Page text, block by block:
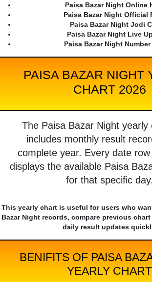
Paisa Bazar Night Online
Paisa Bazar Night Official
Paisa Bazar Night Jodi
Paisa Bazar Night Live
Paisa Bazar Night
PAISA BAZAR NIGHT
CHART 2026
The Paisa Bazar Night yearly
includes monthly result
complete year. Every date
displays the available Paisa
for that specific day.
This yearly chart is useful for users who
Bazar Night records, compare previous
daily result updates
BENIFITS OF PAISA
YEARLY CHART